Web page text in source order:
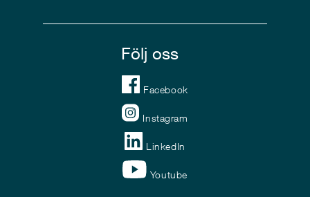
Följ oss
Facebook
Instagram
LinkedIn
Youtube